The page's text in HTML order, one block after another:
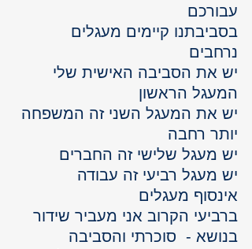
עבורכם
בסביבתנו קיימים מעגלים
נרחבים
יש את הסביבה האישית שלי
המעגל הראשון
יש את המעגל השני זה המשפחה
יותר רחבה
יש מעגל שלישי זה החברים
יש מעגל רביעי זה עבודה
אינסוף מעגלים
ברביעי הקרוב אני מעביר שידור
בנושא -  סוכרתי והסביבה